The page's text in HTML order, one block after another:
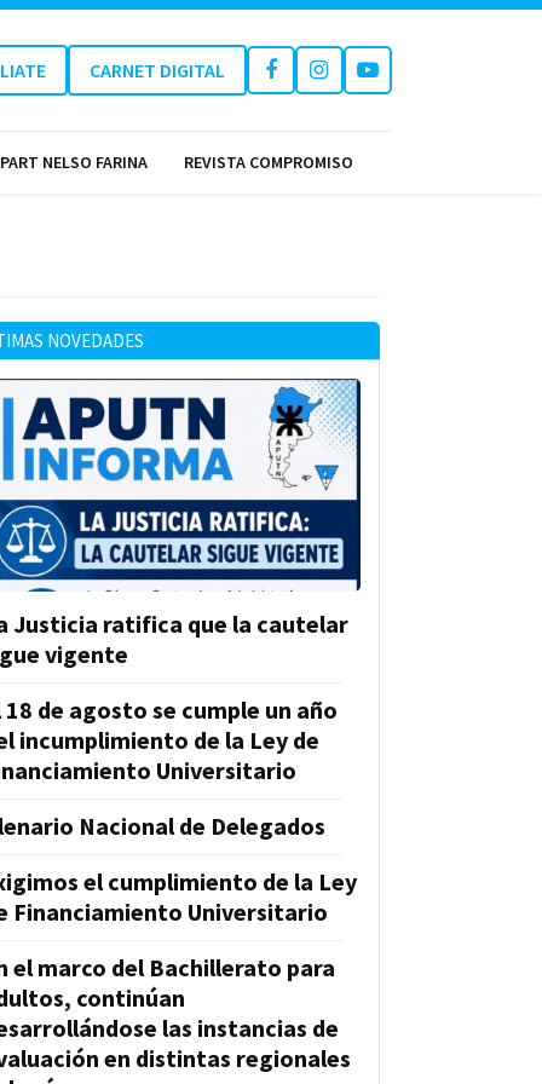
CARNET DIGITAL
NELSO FARINA REVISTA COMPROMISO
NOVEDADES
Justicia ratifica que la cautelar
vigente
18 de agosto se cumple un año
incumplimiento de la Ley de
Universitario
Nacional de Delegados
el cumplimiento de la Ley
Financiamiento Universitario
el marco del Bachillerato para
continúan
las instancias de
en distintas regionales